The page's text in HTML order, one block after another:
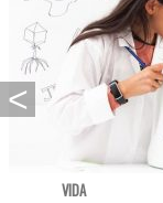
VIDA